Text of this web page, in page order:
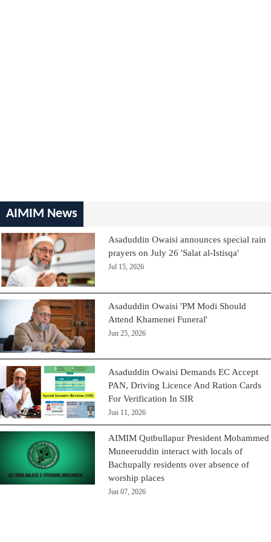
AIMIM News
Asaduddin Owaisi announces special rain
prayers on July 26 'Salat al-Istisqa'
Jul 15, 2026
Asaduddin Owaisi 'PM Modi Should
Attend Khamenei Funeral'
Jun 25, 2026
Asaduddin Owaisi Demands EC Accept
PAN, Driving Licence And Ration Cards
For Verification In SIR
Jun 11, 2026
AIMIM Qutbullapur President Mohammed
Muneeruddin interact with locals of
Bachupally residents over absence of
worship places
Jun 07, 2026